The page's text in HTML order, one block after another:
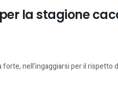
la stagione
nell’ingaggiarsi per il rispetto